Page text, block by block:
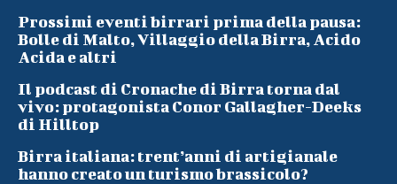
Prossimi eventi birrari prima della pausa:
Bolle di Malto, Villaggio della Birra, Acido
Acida e altri
Il podcast di Cronache di Birra torna dal
vivo: protagonista Conor Gallagher-Deeks
di Hilltop
Birra italiana: trent’anni di artigianale
hanno creato un turismo brassicolo?